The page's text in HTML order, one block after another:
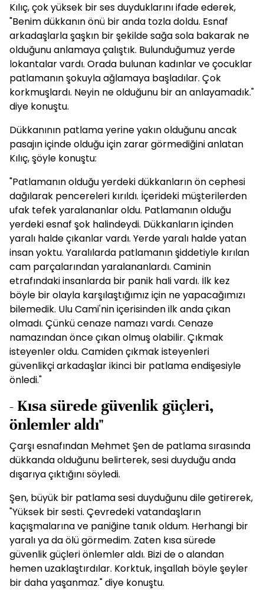
Kılıç, çok yüksek bir ses duyduklarını ifade ederek,
"Benim dükkanın önü bir anda tozla doldu. Esnaf
arkadaşlarla şaşkın bir şekilde sağa sola bakarak ne
olduğunu anlamaya çalıştık. Bulunduğumuz yerde
lokantalar vardı. Orada bulunan kadınlar ve çocuklar
patlamanın şokuyla ağlamaya başladılar. Çok
korkmuşlardı. Neyin ne olduğunu bir an anlayamadık."
diye konuştu.
Dükkanının patlama yerine yakın olduğunu ancak
pasajın içinde olduğu için zarar görmediğini anlatan
Kılıç, şöyle konuştu:
"Patlamanın olduğu yerdeki dükkanların ön cephesi
dağılarak pencereleri kırıldı. İçerideki müşterilerden
ufak tefek yaralananlar oldu. Patlamanın olduğu
yerdeki esnaf şok halindeydi. Dükkanların içinden
yaralı halde çıkanlar vardı. Yerde yaralı halde yatan
insan yoktu. Yaralılarda patlamanın şiddetiyle kırılan
cam parçalarından yaralananlardı. Caminin
etrafındaki insanlarda bir panik hali vardı. İlk kez
böyle bir olayla karşılaştığımız için ne yapacağımızı
bilemedik. Ulu Cami'nin içerisinden ilk anda çıkan
olmadı. Çünkü cenaze namazı vardı. Cenaze
namazından önce çıkan olmuş olabilir. Çıkmak
isteyenler oldu. Camiden çıkmak isteyenleri
güvenlikçi arkadaşlar ikinci bir patlama endişesiyle
önledi."
- Kısa sürede güvenlik güçleri,
önlemler aldı"
Çarşı esnafından Mehmet Şen de patlama sırasında
dükkanda olduğunu belirterek, sesi duyduğu anda
dışarıya çıktığını söyledi.
Şen, büyük bir patlama sesi duyduğunu dile getirerek,
"Yüksek bir sesti. Çevredeki vatandaşların
kaçışmalarına ve paniğine tanık oldum. Herhangi bir
yaralı ya da ölü görmedim. Zaten kısa sürede
güvenlik güçleri önlemler aldı. Bizi de o alandan
hemen uzaklaştırdılar. Korktuk, inşallah böyle şeyler
bir daha yaşanmaz." diye konuştu.